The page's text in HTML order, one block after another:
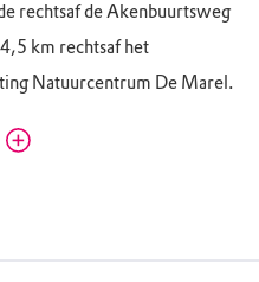
rechtsaf de Akenbuurtsweg
km rechtsaf het
Natuurcentrum De Marel.
De Marel. Het